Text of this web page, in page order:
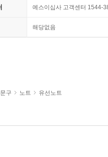
예스이십사 고객센터 1544-
해당없음
구 노트
유선노트